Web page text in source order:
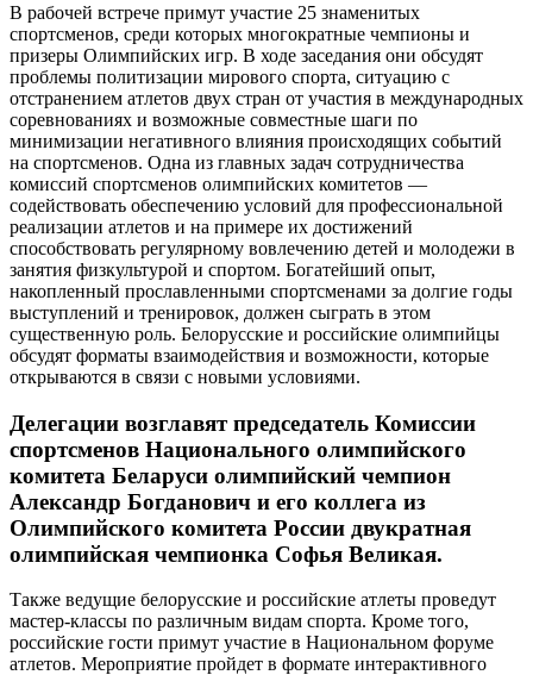
В рабочей встрече примут участие 25 знаменитых
спортсменов, среди которых многократные чемпионы и
призеры Олимпийских игр. В ходе заседания они обсудят
проблемы политизации мирового спорта, ситуацию с
отстранением атлетов двух стран от участия в международных
соревнованиях и возможные совместные шаги по
минимизации негативного влияния происходящих событий
на спортсменов. Одна из главных задач сотрудничества
комиссий спортсменов олимпийских комитетов —
содействовать обеспечению условий для профессиональной
реализации атлетов и на примере их достижений
способствовать регулярному вовлечению детей и молодежи в
занятия физкультурой и спортом. Богатейший опыт,
накопленный прославленными спортсменами за долгие годы
выступлений и тренировок, должен сыграть в этом
существенную роль. Белорусские и российские олимпийцы
обсудят форматы взаимодействия и возможности, которые
открываются в связи с новыми условиями.
Делегации возглавят председатель Комиссии
спортсменов Национального олимпийского
комитета Беларуси олимпийский чемпион
Александр Богданович и его коллега из
Олимпийского комитета России двукратная
олимпийская чемпионка Софья Великая.
Также ведущие белорусские и российские атлеты проведут
мастер-классы по различным видам спорта. Кроме того,
российские гости примут участие в Национальном форуме
атлетов. Мероприятие пройдет в формате интерактивного